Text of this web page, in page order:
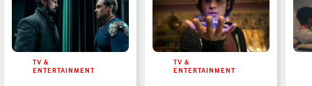
TV &
ENTERTAINMENT
TV &
ENTERTAINMENT